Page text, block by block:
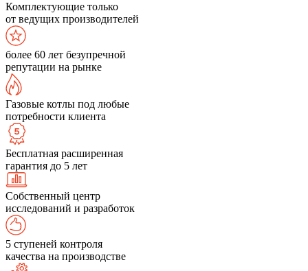
Комплектующие только
от ведущих производителей
более 60 лет безупречной
репутации на рынке
Газовые котлы под любые
потребности клиента
Бесплатная расширенная
гарантия до 5 лет
Собственный центр
исследований и разработок
5 ступеней контроля
качества на производстве